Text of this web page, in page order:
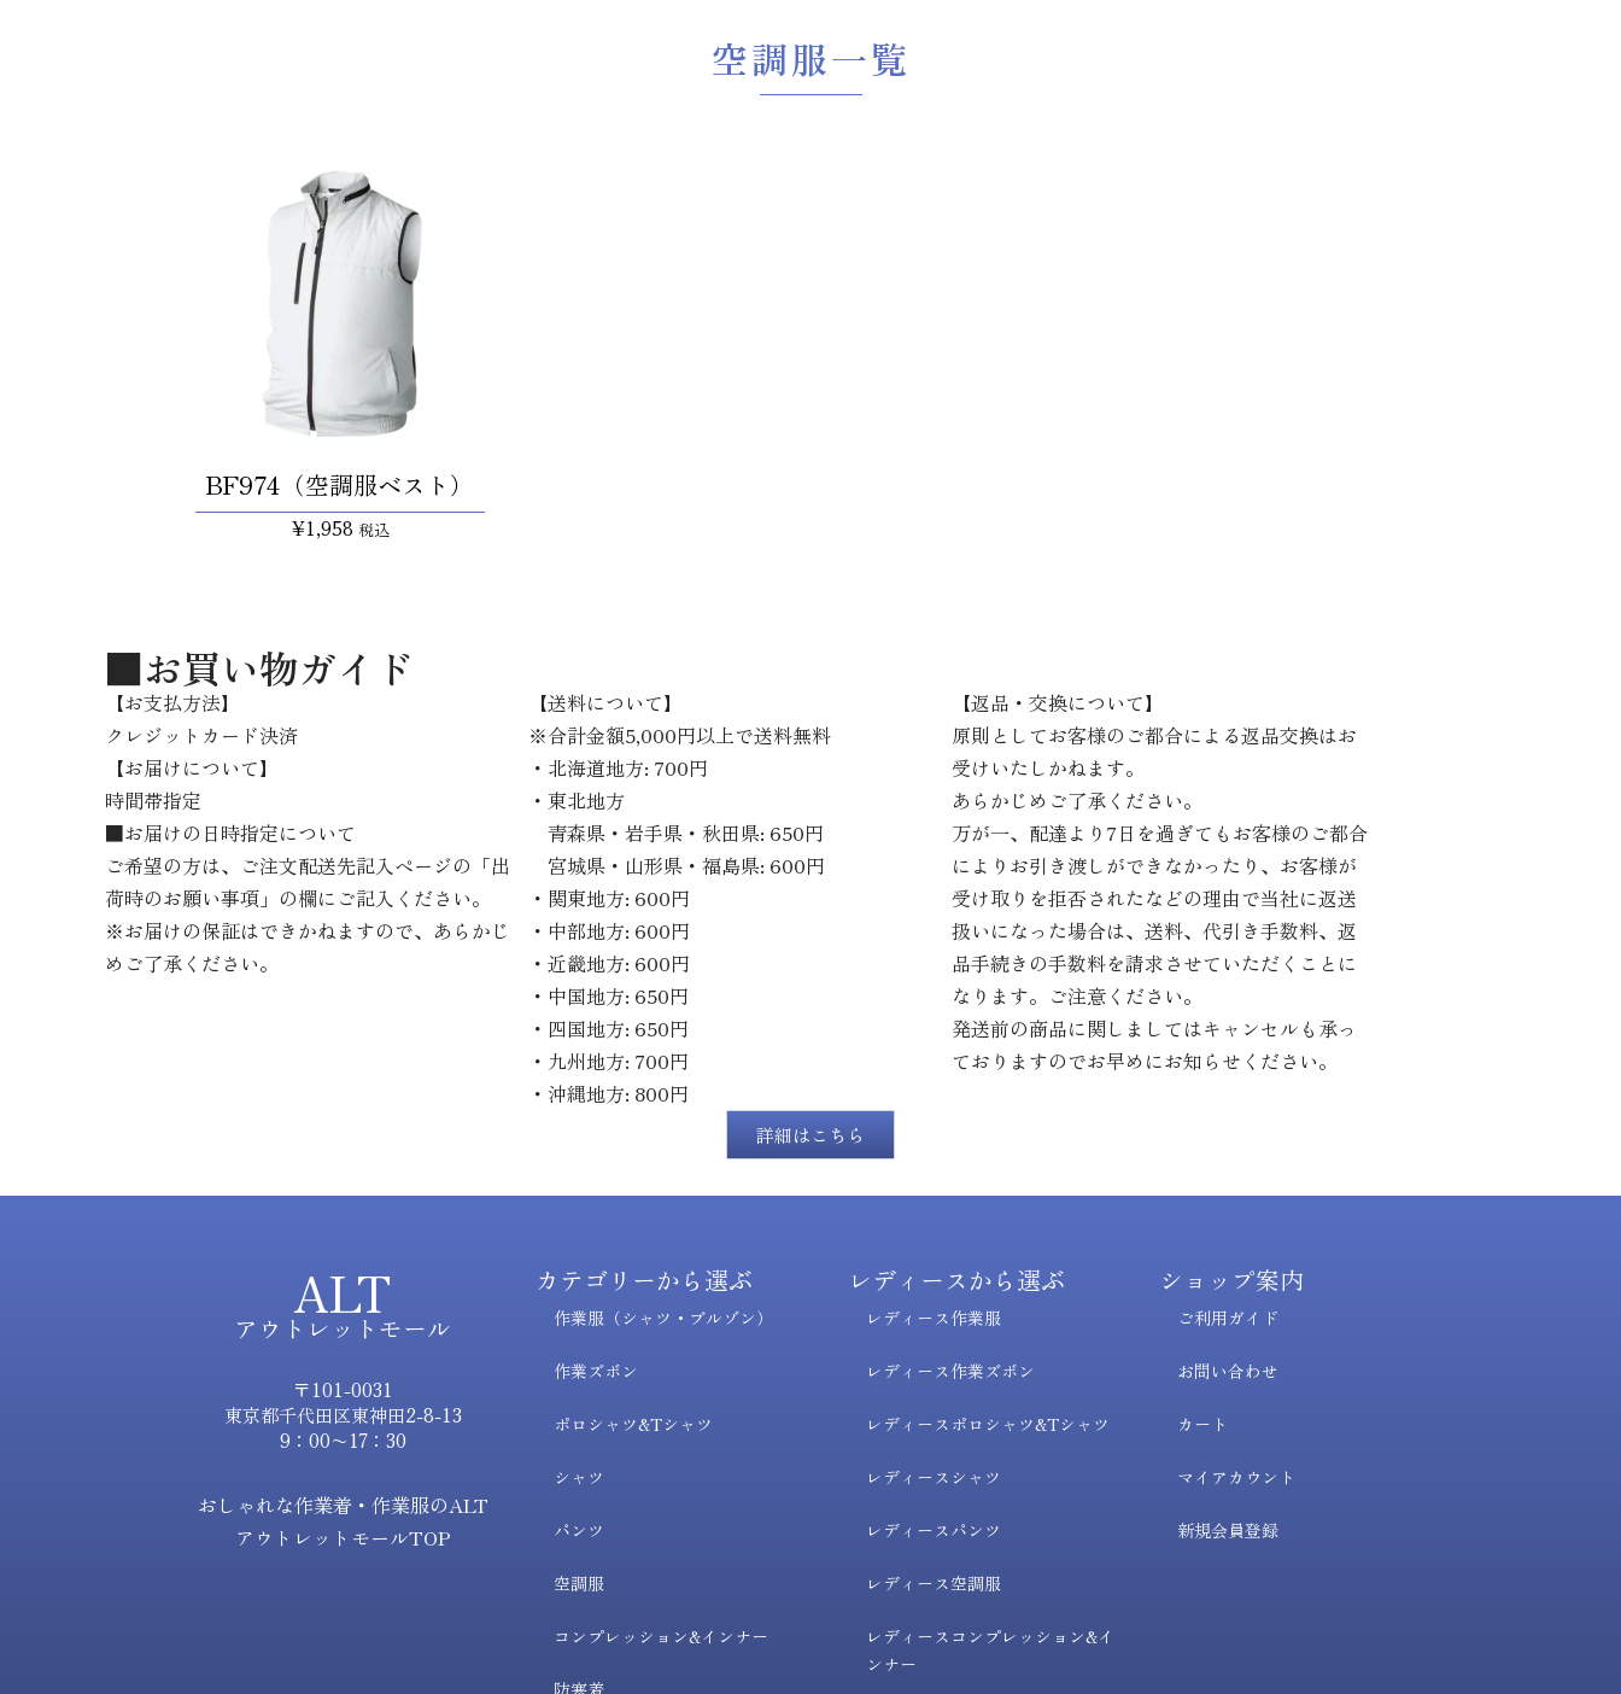
空調服一覧
BF974（空調服ベスト）
¥1,958 税込
■お買い物ガイド
【お支払方法】
クレジットカード決済
【お届けについて】
時間帯指定
■お届けの日時指定について
ご希望の方は、ご注文配送先記入ページの「出
荷時のお願い事項」の欄にご記入ください。
※お届けの保証はできかねますので、あらかじ
めご了承ください。
【送料について】
※合計金額5,000円以上で送料無料
・北海道地方: 700円
・東北地方
青森県・岩手県・秋田県: 650円
宮城県・山形県・福島県: 600円
・関東地方: 600円
・中部地方: 600円
・近畿地方: 600円
・中国地方: 650円
・四国地方: 650円
・九州地方: 700円
・沖縄地方: 800円
【返品・交換について】
原則としてお客様のご都合による返品交換はお
受けいたしかねます。
あらかじめご了承ください。
万が一、配達より7日を過ぎてもお客様のご都合
によりお引き渡しができなかったり、お客様が
受け取りを拒否されたなどの理由で当社に返送
扱いになった場合は、送料、代引き手数料、返
品手続きの手数料を請求させていただくことに
なります。ご注意ください。
発送前の商品に関しましてはキャンセルも承っ
ておりますのでお早めにお知らせください。
詳細はこちら
ALT
アウトレットモール
〒101-0031
東京都千代田区東神田2-8-13
9：00〜17：30
おしゃれな作業着・作業服のALT
アウトレットモールTOP
カテゴリーから選ぶ
作業服（シャツ・ブルゾン）
作業ズボン
ポロシャツ&Tシャツ
シャツ
パンツ
空調服
コンプレッション&インナー
レディースから選ぶ
レディース作業服
レディース作業ズボン
レディースポロシャツ&Tシャツ
レディースシャツ
レディースパンツ
レディース空調服
レディースコンプレッション&イ
ンナー
ショップ案内
ご利用ガイド
お問い合わせ
カート
マイアカウント
新規会員登録